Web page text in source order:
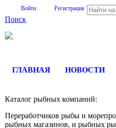
Войти Регистрация
Поиск
ГЛАВНАЯ
НОВОСТИ
Каталог рыбных компаний:
Переработчиков рыбы и
рыбных магазинов, и рыбных